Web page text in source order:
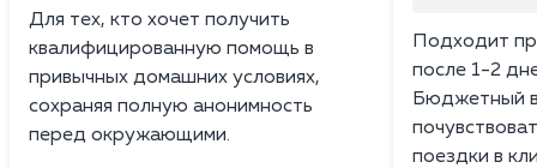
Для тех, кто хочет получить
квалифицированную помощь в
привычных домашних условиях,
сохраняя полную анонимность
перед окружающими.
Подходит
после 1-2
Бюджетный
поездки в